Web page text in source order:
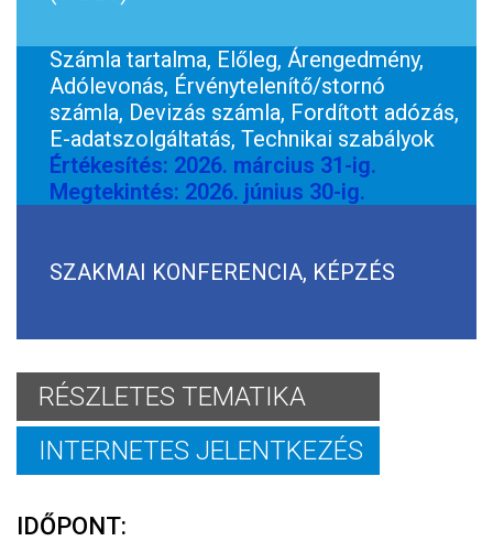
Számla tartalma, Előleg, Árengedmény,
Adólevonás, Érvénytelenítő/stornó
számla, Devizás számla, Fordított adózás,
E-adatszolgáltatás, Technikai szabályok
Értékesítés: 2026. március 31-ig.
Megtekintés: 2026. június 30-ig.
SZAKMAI KONFERENCIA, KÉPZÉS
RÉSZLETES TEMATIKA
INTERNETES JELENTKEZÉS
IDŐPONT: